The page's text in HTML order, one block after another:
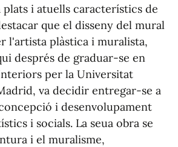
plats i atuells característics de
que el disseny del mural
l'artista plàstica i muralista,
després de graduar-se en
per la Universitat
va decidir entregar-se a
i desenvolupament
i socials. La seua obra se
i el muralisme,